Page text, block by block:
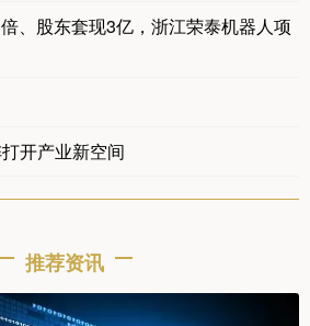
、股东套现3亿，浙江荣泰机器人项
开产业新空间
推荐资讯